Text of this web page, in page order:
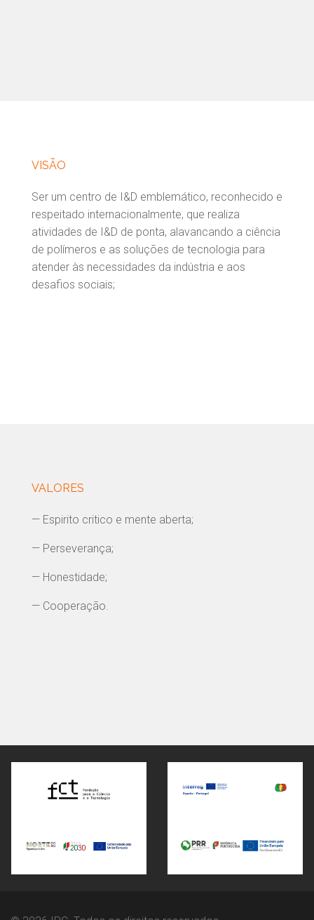
VISÃO
Ser um centro de I&D emblemático, reconhecido e
respeitado internacionalmente, que realiza
atividades de I&D de ponta, alavancando a ciência
de polímeros e as soluções de tecnologia para
atender às necessidades da indústria e aos
desafios sociais;
VALORES
— Espirito critico e mente aberta;
— Perseverança;
— Honestidade;
— Cooperação.